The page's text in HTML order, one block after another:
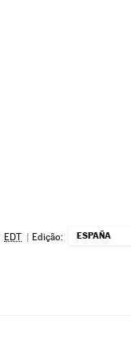
EDT | Edição: ESPAÑA